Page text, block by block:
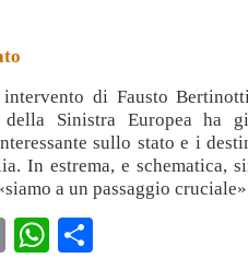
intervento di Fausto
della Sinistra Europea ha
sullo stato e i
In estrema, e schematica,
a un passaggio
EmailWhatsApp